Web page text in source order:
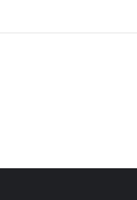
सचिव पंचायत से हटाए गए ।